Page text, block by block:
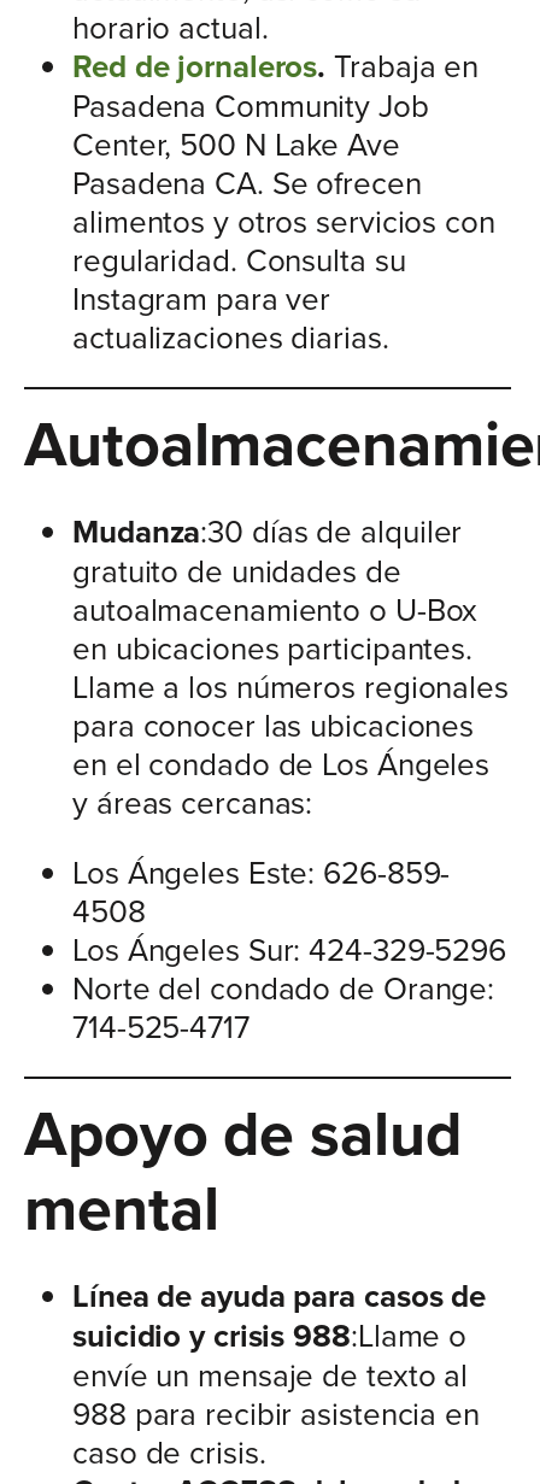
horario actual.
Red de jornaleros. Trabaja en
Pasadena Community Job
Center, 500 N Lake Ave
Pasadena CA. Se ofrecen
alimentos y otros servicios con
regularidad. Consulta su
Instagram para ver
actualizaciones diarias.
Mudanza:30 días de alquiler
gratuito de unidades de
autoalmacenamiento o U-Box
en ubicaciones participantes.
Llame a los números regionales
para conocer las ubicaciones
en el condado de Los Ángeles
y áreas cercanas:
Los Ángeles Este: 626-859-
4508
Los Ángeles Sur: 424-329-5296
Norte del condado de Orange:
714-525-4717
Apoyo de salud
mental
Línea de ayuda para casos de
suicidio y crisis 988:Llame o
envíe un mensaje de texto al
988 para recibir asistencia en
caso de crisis.